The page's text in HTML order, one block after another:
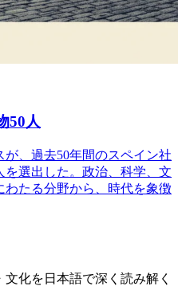
50人
、過去50年間のスペイン社
選出した。政治、科学、文
たる分野から、時代を象徴
化を日本語で深く読み解く